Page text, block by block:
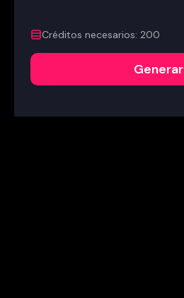
Créditos necesarios: 200
Generar